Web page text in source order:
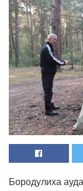
Бородулиха